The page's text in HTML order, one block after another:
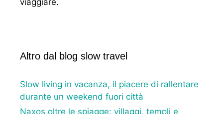
Altro dal blog slow travel
Slow living in vacanza, il piacere di rallentare
durante un weekend fuori città
Naxos oltre le spiagge: villaggi, templi e